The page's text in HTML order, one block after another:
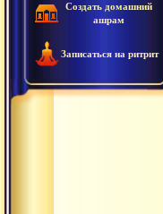
Создать домашний
ашрам
Записаться на ритрит